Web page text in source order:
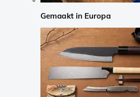
Gemaakt in Europa